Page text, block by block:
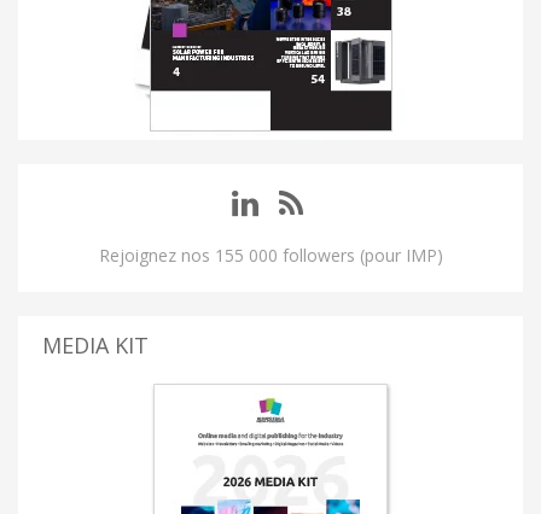
Rejoignez nos 155 000 followers (pour IMP)
MEDIA KIT